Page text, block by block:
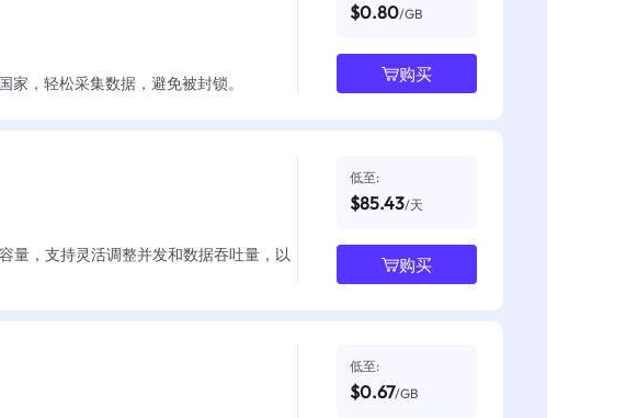
家，轻松采集数据，避免被封锁。
$0.80/GB
购买
量，支持灵活调整并发和数据吞吐量，以
低至:
$85.43/天
购买
低至:
$0.67/GB